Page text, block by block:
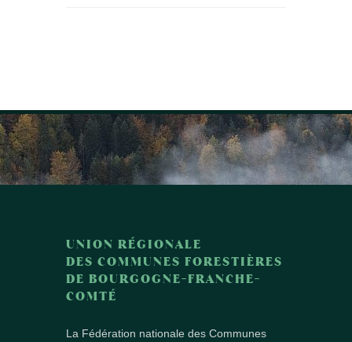
UNION RÉGIONALE
DES COMMUNES FORESTIÈRES
DE BOURGOGNE-FRANCHE-
COMTÉ
La Fédération nationale des Communes